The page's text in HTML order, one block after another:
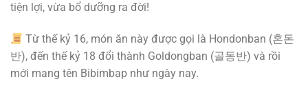
tiện lợi, vừa bổ dưỡng ra đời!
Từ thế kỷ 16, món ăn này được gọi là Hondonban (혼돈
반), đến thế kỷ 18 đổi thành Goldongban (골동반) và rồi
mới mang tên Bibimbap như ngày nay.